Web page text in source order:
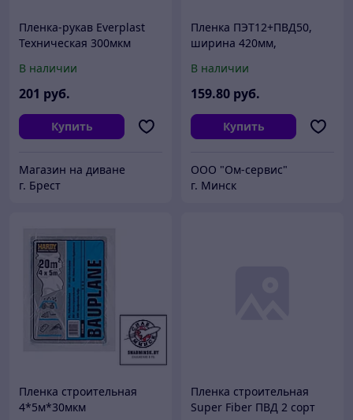
Пленка-рукав Everplast
Техническая 300мкм
В наличии
201 руб.
Купить
Магазин на диване
г. Брест
Пленка ПЭТ12+ПВД50,
ширина 420мм,
В наличии
159.80 руб.
Купить
ООО "Ом-сервис"
г. Минск
Пленка строительная
4*5м*30мкм
Пленка строительная
Super Fiber ПВД 2 сорт